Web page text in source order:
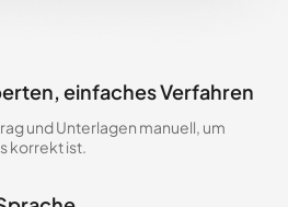
einfaches Verfahren
und Unterlagen manuell, um
korrekt ist.